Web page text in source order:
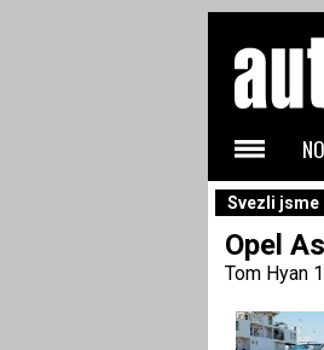
Svezli jsme
Opel
Tom Hyan